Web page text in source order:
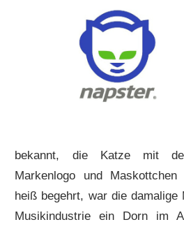
bekannt, die Katze mit
Markenlogo und Maskottchen
heiß begehrt, war die damalige
Musikindustrie ein Dorn im